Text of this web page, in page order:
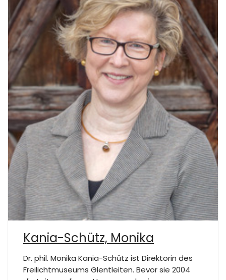
Kania-Schütz, Monika
Dr. phil. Monika Kania-Schütz ist Direktorin des
Freilichtmuseums Glentleiten. Bevor sie 2004